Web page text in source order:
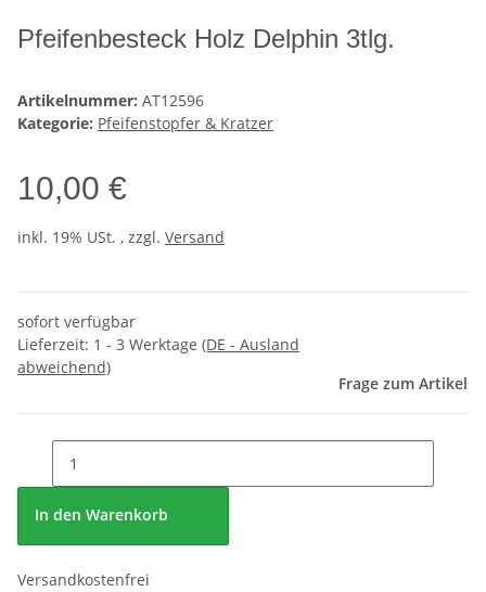
Pfeifenbesteck Holz Delphin 3tlg.
Artikelnummer: AT12596
Kategorie: Pfeifenstopfer & Kratzer
10,00 €
inkl. 19% USt. , zzgl. Versand
sofort verfügbar
Lieferzeit: 1 - 3 Werktage (DE - Ausland
abweichend)
Frage zum Artikel
In den Warenkorb
Versandkostenfrei